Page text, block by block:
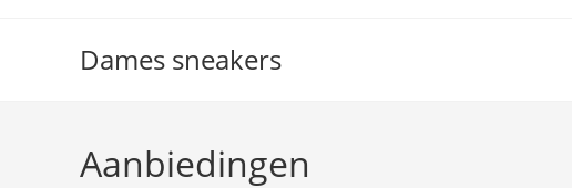
Dames sneakers
Aanbiedingen